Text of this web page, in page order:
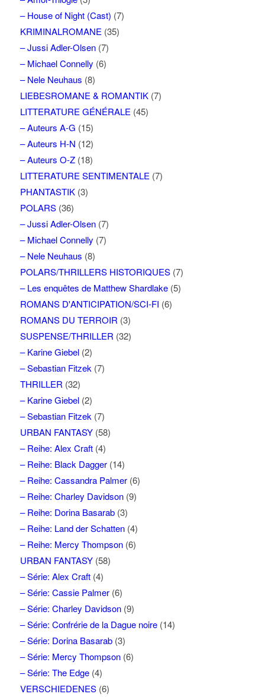
– House of Night (Cast) (7)
KRIMINALROMANE (35)
– Jussi Adler-Olsen(7)
– Michael Connelly (6)
– Nele Neuhaus (8)
LIEBESROMANE & ROMANTIK(7)
LITTERATURE GÉNÉRALE (45)
– Auteurs A-G (15)
– Auteurs H-N (12)
– Auteurs O-Z(18)
LITTERATURE SENTIMENTALE (7)
PHANTASTIK(3)
POLARS(36)
– Jussi Adler-Olsen(7)
– Michael Connelly (7)
– Nele Neuhaus (8)
POLARS/THRILLERS HISTORIQUES(7)
– Les enquêtes de Matthew Shardlake(5)
ROMANS D'ANTICIPATION/SCI-FI (6)
ROMANS DU TERROIR (3)
SUSPENSE/THRILLER (32)
– Karine Giebel(2)
– Sebastian Fitzek (7)
THRILLER (32)
– Karine Giebel(2)
– Sebastian Fitzek (7)
URBAN FANTASY(58)
– Reihe: Alex Craft(4)
– Reihe: Black Dagger(14)
– Reihe: Cassandra Palmer(6)
– Reihe: Charley Davidson(9)
– Reihe: Dorina Basarab(3)
– Reihe: Land der Schatten(4)
– Reihe: Mercy Thompson(6)
URBAN FANTASY(58)
– Série: Alex Craft(4)
– Série: Cassie Palmer(6)
– Série: Charley Davidson(9)
– Série: Confrérie de la Dague noire(14)
– Série: Dorina Basarab(3)
– Série: Mercy Thompson(6)
– Série: The Edge(4)
VERSCHIEDENES(6)